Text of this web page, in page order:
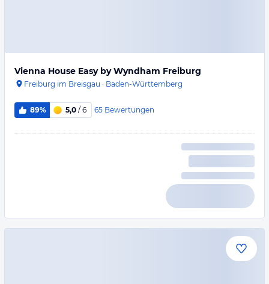
Vienna House Easy by Wyndham Freiburg
Freiburg im Breisgau · Baden-Württemberg
89% 5,0 / 6 65 Bewertungen